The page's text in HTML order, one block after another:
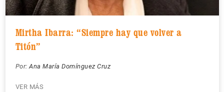
Mirtha Ibarra: “Siempre hay que volver a
Titón”
Por:Ana María Domínguez Cruz
VER MÁS